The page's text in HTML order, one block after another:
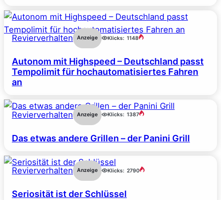
Revierverhalten Anzeige Klicks: 1148
Autonom mit Highspeed – Deutschland passt
Tempolimit für hochautomatisiertes Fahren
an
Revierverhalten Anzeige Klicks: 1387
Das etwas andere Grillen – der Panini Grill
Revierverhalten Anzeige Klicks: 2790
Seriosität ist der Schlüssel